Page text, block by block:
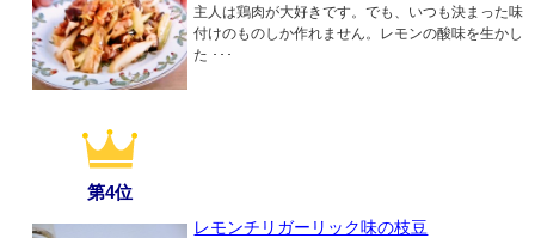
主人は鶏肉が大好きです。でも、いつも決まった味
付けのものしか作れません。レモンの酸味を生かし
た ･･･
第4位
レモンチリガーリック味の枝豆